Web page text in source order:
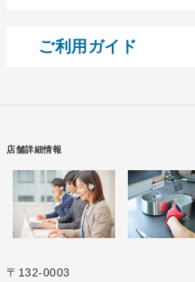
ご利用ガイド
店舗詳細情報
〒132-0003